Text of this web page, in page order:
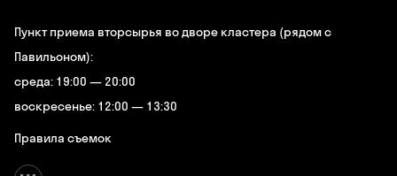
Пункт приема вторсырья во дворе кластера (рядом с
Павильоном):
среда: 19:00 — 20:00
воскресенье: 12:00 — 13:30
Правила съемок